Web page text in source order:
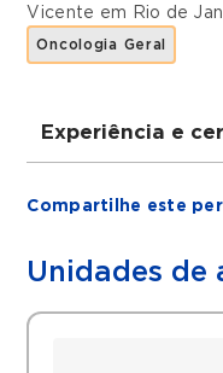
Vicente em Rio de
Oncologia Geral
Experiência e
Moffitt Cancer
Oncologia
Compartilhe este
Unidades de